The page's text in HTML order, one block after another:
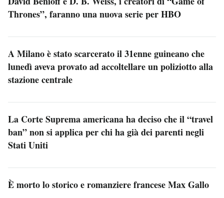
Thrones”, faranno una nuova serie per HBO
A Milano è stato scarcerato il 31enne guineano che
lunedì aveva provato ad accoltellare un poliziotto alla
stazione centrale
La Corte Suprema americana ha deciso che il “travel
ban” non si applica per chi ha già dei parenti negli
Stati Uniti
È morto lo storico e romanziere francese Max Gallo